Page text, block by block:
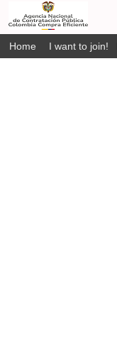
Home I want to join!